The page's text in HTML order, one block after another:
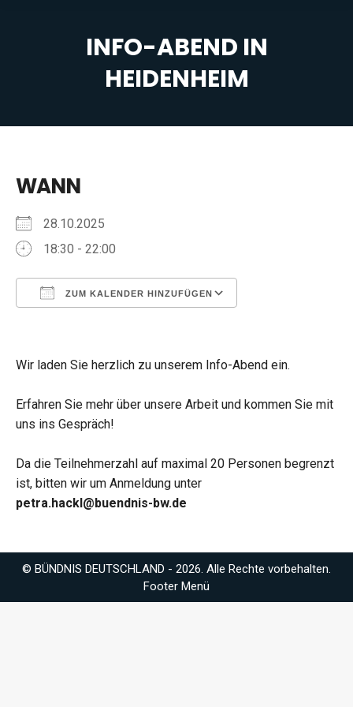
INFO-ABEND IN
HEIDENHEIM
WANN
28.10.2025
18:30 - 22:00
ZUM KALENDER HINZUFÜGEN
Wir laden Sie herzlich zu unserem Info-Abend ein.
Erfahren Sie mehr über unsere Arbeit und kommen Sie mit
uns ins Gespräch!
Da die Teilnehmerzahl auf maximal 20 Personen begrenzt
ist, bitten wir um Anmeldung unter
petra.hackl@buendnis-bw.de
© BÜNDNIS DEUTSCHLAND - 2026. Alle Rechte vorbehalten.
Footer Menü